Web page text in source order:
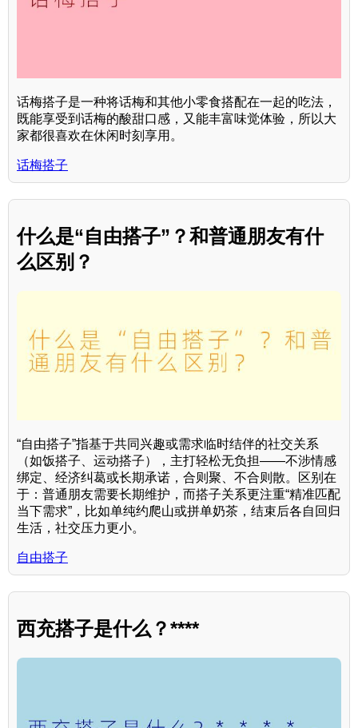
话梅搭子是一种将话梅和其他小零食搭配在一起的吃法，
既能享受到话梅的酸甜口感，又能丰富味觉体验，所以大
家都很喜欢在休闲时刻享用。
话梅搭子
什么是“自由搭子”？和普通朋友有什
么区别？
“自由搭子”指基于共同兴趣或需求临时结伴的社交关系
（如饭搭子、运动搭子），主打轻松无负担——不涉情感
绑定、经济纠葛或长期承诺，合则聚、不合则散。区别在
于：普通朋友需要长期维护，而搭子关系更注重“精准匹配
当下需求”，比如单纯约爬山或拼单奶茶，结束后各自回归
生活，社交压力更小。
自由搭子
西充搭子是什么？****